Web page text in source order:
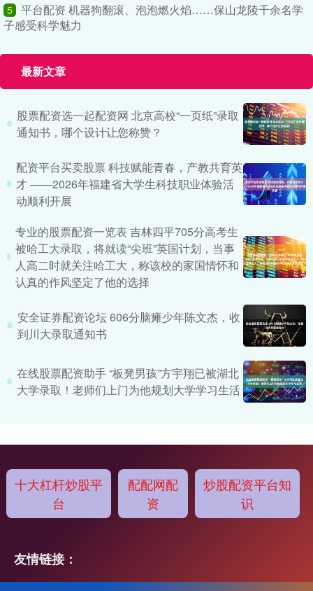
5 平台配资 机器狗翻滚、泡泡燃火焰……保山龙陵千余名学
子感受科学魅力
最新文章
股票配资选一起配资网 北京高校“一页纸”录取
通知书，哪个设计让您称赞？
配资平台买卖股票 科技赋能青春，产教共育英
才 ——2026年福建省大学生科技职业体验活
动顺利开展
专业的股票配资一览表 吉林四平705分高考生
被哈工大录取，将就读“尖班”英国计划，当事
人高二时就关注哈工大，称该校的家国情怀和
认真的作风坚定了他的选择
安全证券配资论坛 606分脑瘫少年陈文杰，收
到川大录取通知书
在线股票配资助手 “板凳男孩”方宇翔已被湖北
大学录取！老师们上门为他规划大学学习生活
十大杠杆炒股平
台
配配网配
资
炒股配资平台知
识
友情链接：